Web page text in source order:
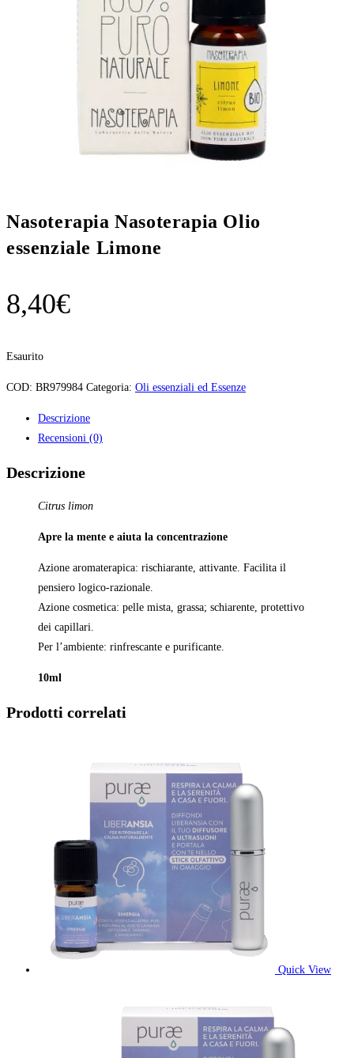
Nasoterapia Nasoterapia Olio
essenziale Limone
8,40€
Esaurito
COD: BR979984 Categoria: Oli essenziali ed Essenze
Descrizione
Recensioni (0)
Descrizione
Citrus limon
Apre la mente e aiuta la concentrazione
Azione aromaterapica: rischiarante, attivante. Facilita il
pensiero logico-razionale.
Azione cosmetica: pelle mista, grassa; schiarente, protettivo
dei capillari.
Per l’ambiente: rinfrescante e purificante.
10ml
Prodotti correlati
Quick View